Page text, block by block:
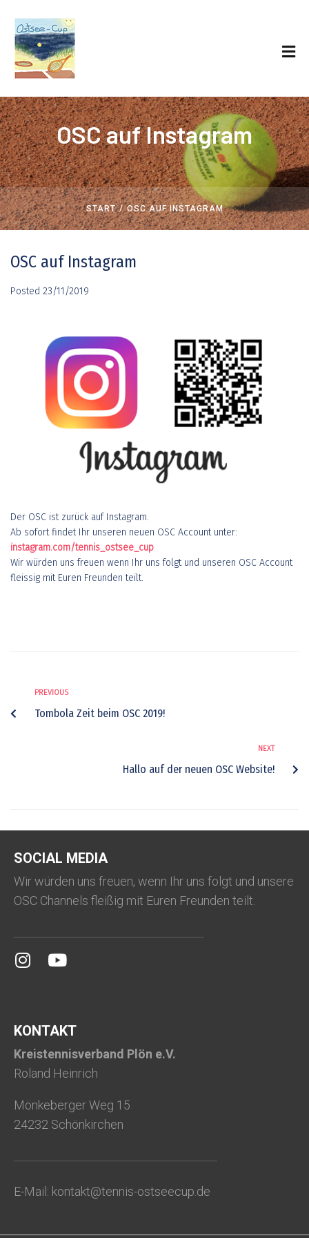
OSC auf Instagram
START / OSC AUF INSTAGRAM
OSC auf Instagram
Posted 23/11/2019
Der OSC ist zurück auf Instagram.
Ab sofort findet Ihr unseren neuen OSC Account unter:
instagram.com/tennis_ostsee_cup
Wir würden uns freuen wenn Ihr uns folgt und unseren OSC Account
fleissig mit Euren Freunden teilt.
PREVIOUS
Tombola Zeit beim OSC 2019!
NEXT
Hallo auf der neuen OSC Website!
SOCIAL MEDIA
Wir würden uns freuen, wenn Ihr uns folgt und unsere
OSC Channels fleißig mit Euren Freunden teilt.
KONTAKT
Kreistennisverband Plön e.V.
Roland Heinrich
Mönkeberger Weg 15
24232 Schönkirchen
E-Mail: kontakt@tennis-ostseecup.de